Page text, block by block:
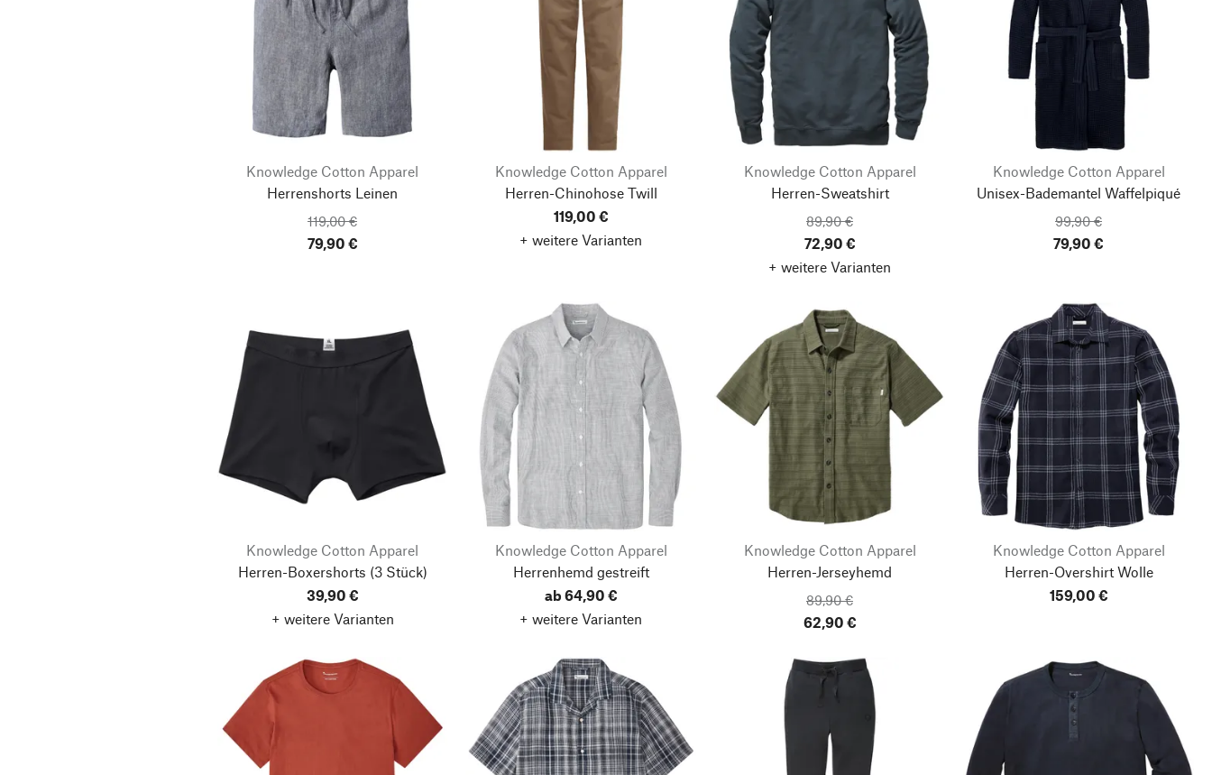
Knowledge Cotton Apparel
Herrenshorts Leinen
119,00 €
79,90 €
Knowledge Cotton Apparel
Herren-Chinohose Twill
119,00 €
+ weitere Varianten
Knowledge Cotton Apparel
Herren-Sweatshirt
89,90 €
72,90 €
+ weitere Varianten
Knowledge Cotton Apparel
Unisex-Bademantel Waffelpiqué
99,90 €
79,90 €
Knowledge Cotton Apparel
Herren-Boxershorts (3 Stück)
39,90 €
+ weitere Varianten
Knowledge Cotton Apparel
Herrenhemd gestreift
ab 64,90 €
+ weitere Varianten
Knowledge Cotton Apparel
Herren-Jerseyhemd
89,90 €
62,90 €
Knowledge Cotton Apparel
Herren-Overshirt Wolle
159,00 €